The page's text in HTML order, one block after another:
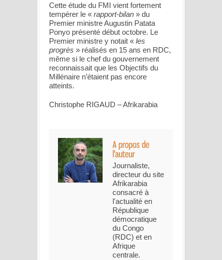
Cette étude du FMI vient fortement
tempérer le « rapport-bilan » du
Premier ministre Augustin Patata
Ponyo présenté début octobre. Le
Premier ministre y notait « les
progrès » réalisés en 15 ans en RDC,
même si le chef du gouvernement
reconnaissait que les Objectifs du
Millénaire n’étaient pas encore
atteints.
Christophe RIGAUD – Afrikarabia
Journaliste,
directeur du site
Afrikarabia
consacré à
l'actualité en
République
démocratique
du Congo
(RDC) et en
Afrique
centrale.